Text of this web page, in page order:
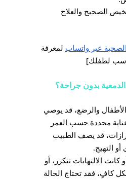
الصحيح والعلاج
عبر واتساب لمعرفة
لطفلك]
بدون جراحة؟
والرضع، قد يوصي
عناية محددة حسب العمر
قد يصف الطبيب
التهيج.
كانت الالتهابات تتكرر، أو
كافٍ، فقد تحتاج الحالة